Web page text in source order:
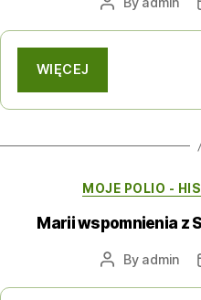
WIĘCEJ
MOJE POLIO -
Marii wspomnienia z
Post
By admin